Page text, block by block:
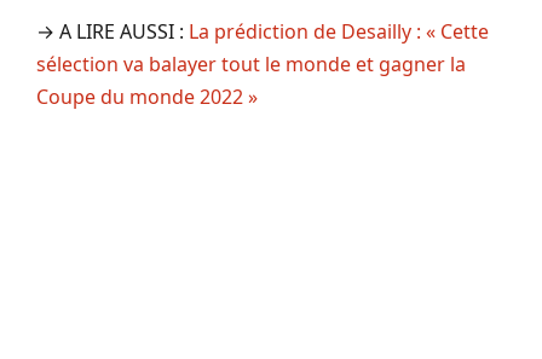
→ A LIRE AUSSI : La prédiction de Desailly : « Cette
sélection va balayer tout le monde et gagner la
Coupe du monde 2022 »